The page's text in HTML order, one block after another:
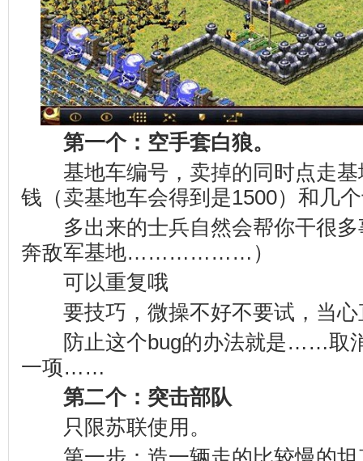
第一个：空手套白狼。
基地车编号，卖掉的同时点走基
钱（卖基地车会得到是1500）和几
多出来的士兵自然会帮你干很多
奔敌军基地………………）
可以重复哦
要技巧，微操不好不要试，当心
防止这个bug的办法就是……取消
一项……
第二个：突击部队
只限苏联使用。